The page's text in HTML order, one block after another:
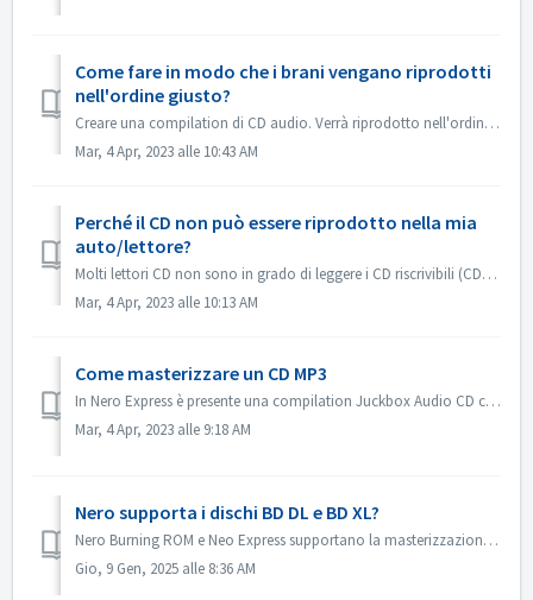
Come fare in modo che i brani vengano riprodotti
nell'ordine giusto?
Creare una compilation di CD audio. Verrà riprodotto nell'ordine in cui sono stati aggiunti i file. Se si crea con un'altra compilation, verrà maste...
Mar, 4 Apr, 2023 alle 10:43 AM
Perché il CD non può essere riprodotto nella mia
auto/lettore?
Molti lettori CD non sono in grado di leggere i CD riscrivibili (CD-RW). Pertanto, per la masterizzazione dei CD audio è necessario utilizzare i normali CD-...
Mar, 4 Apr, 2023 alle 10:13 AM
Come masterizzare un CD MP3
In Nero Express è presente una compilation Juckbox Audio CD che crea un CD con tutti i vostri file MP3, WMA o Nero AAC preferiti che possono essere riprodot...
Mar, 4 Apr, 2023 alle 9:18 AM
Nero supporta i dischi BD DL e BD XL?
Nero Burning ROM e Neo Express supportano la masterizzazione su dischi BD DL (50 GB) e BD XL (100 GB e 128 G). Nero Video supporta la masterizzazione di dis...
Gio, 9 Gen, 2025 alle 8:36 AM